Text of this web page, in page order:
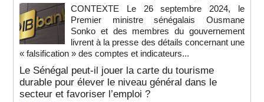
CONTEXTE Le 26 septembre 2024, le
Premier ministre sénégalais Ousmane
Sonko et des membres du gouvernement
livrent à la presse des détails concernant une
« falsification » des comptes et indicateurs...
Le Sénégal peut-il jouer la carte du tourisme
durable pour élever le niveau général dans le
secteur et favoriser l’emploi ?